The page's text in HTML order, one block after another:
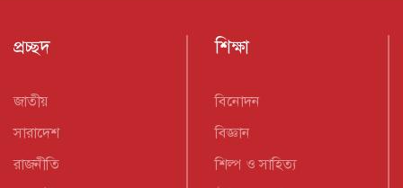
প্রচ্ছদ
জাতীয়
সারাদেশ
রাজনীতি
শিক্ষা
বিনোদন
বিজ্ঞান
শিল্প ও সাহিত্য